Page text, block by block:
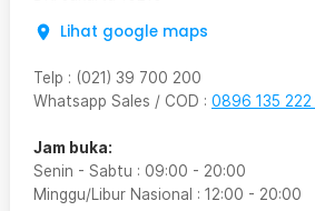
Lihat google maps
Telp : (021) 39 700 200
Whatsapp Sales / COD : 0896 135
Jam buka:
Senin - Sabtu : 09:00 - 20:00
Minggu/Libur Nasional : 12:00 - 20:00